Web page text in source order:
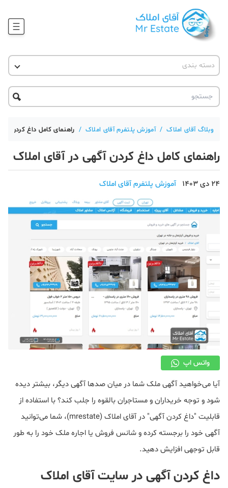
آموزش املاک
حقوقی
آکادمی
دسته بندی
آقای مشاور املاک
آکادمی آقای املاک
آموزش املاک
آموزش پلتفرم آقای املاک
حقوقی
دانستنی
دکوراسیون
صنعت ساختمان
محله گردی
معماری
همایش و نمایشگاه
وبلاگ آقای املاک / آموزش پلتفرم آقای املاک / راهنمای کامل داغ کردن
راهنمای کامل داغ کردن آگهی در آقای املاک
24 دی 1403 آموزش پلتفرم آقای املاک
واتس اپ
آیا می‌خواهید آگهی ملک شما در میان صدها آگهی دیگر، بیشتر دیده
شود و توجه خریداران و مستاجران بالقوه را جلب کند؟ با استفاده از
قابلیت "داغ کردن آگهی" در آقای املاک (mrestate)، شما می‌توانید
آگهی خود را برجسته کرده و شانس فروش یا اجاره ملک خود را به طور
قابل توجهی افزایش دهید.
داغ کردن آگهی در سایت آقای املاک